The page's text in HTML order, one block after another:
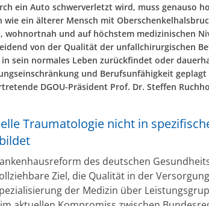
ein Auto schwerverletzt wird, muss genauso
wie ein älterer Mensch mit
wohnortnah und auf höchstem medizinischen
von der Qualität der unfallchirurgischen
sein normales Leben zurückfindet oder
und Berufsunfähigkeit
DGOU-Präsident Prof. Dr. Steffen
Traumatologie nicht in
des deutschen
Ziel, die Qualität in der
der Medizin über